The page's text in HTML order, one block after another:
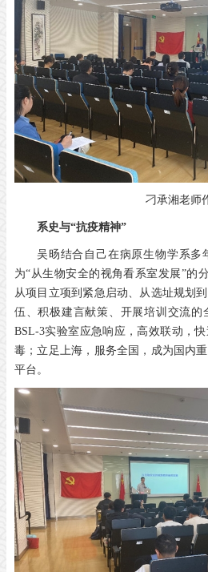
刁承湘老师
系史与“抗疫精神”
吴旸结合自己在病原生物学系多
为“从生物安全的视角看系室发展”的
从项目立项到紧急启动、从选址规划
伍、积极建言献策、开展培训交流的
BSL-3实验室应急响应，高效联动，
毒；立足上海，服务全国，成为国内
平台。